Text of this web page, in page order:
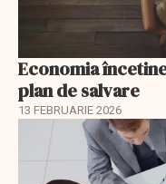
Economia
plan de salvare
13 FEBRUARIE 2026